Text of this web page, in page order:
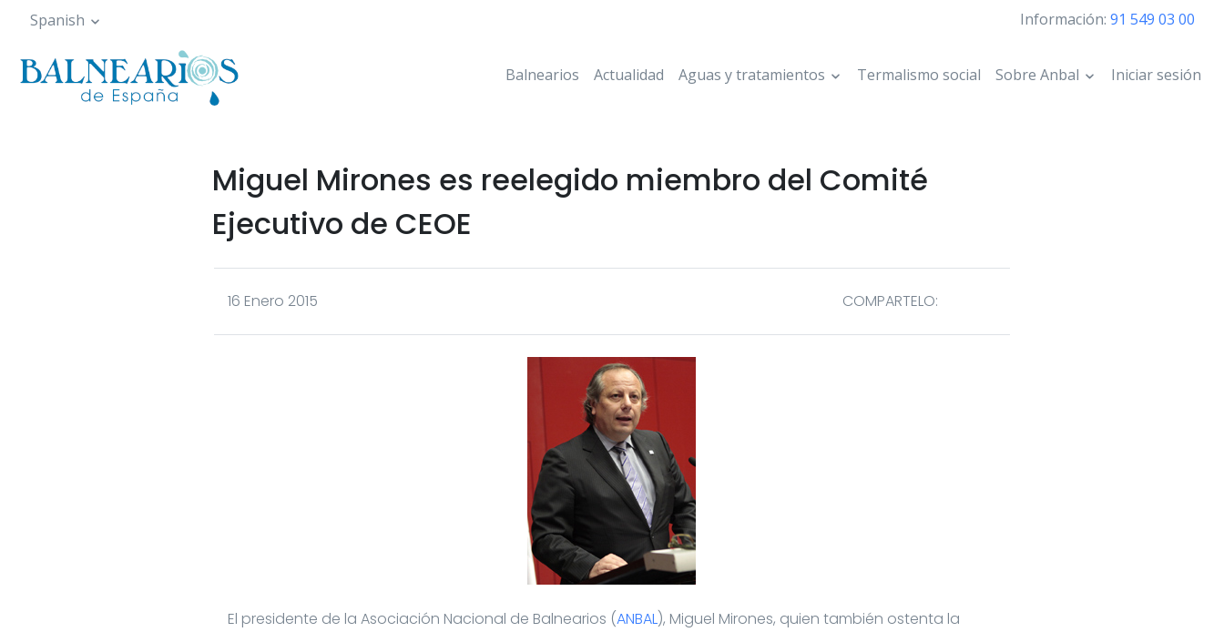
Pasar
contenido
principal
Spanish Información: 91 549 03 00
Balnearios Actualidad Aguas y tratamientos Termalismo social Sobre Anbal Iniciar sesión
Miguel Mirones es reelegido miembro del Comité
Ejecutivo de CEOE
16 Enero 2015 COMPARTELO:
El presidente de la Asociación Nacional de Balnearios (ANBAL), Miguel Mirones, quien también ostenta la